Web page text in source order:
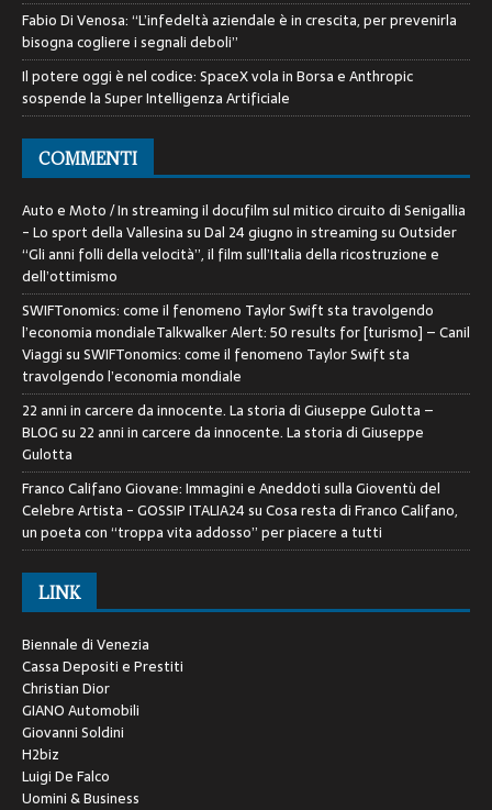
Fabio Di Venosa: “L’infedeltà aziendale è in crescita, per prevenirla
bisogna cogliere i segnali deboli”
Il potere oggi è nel codice: SpaceX vola in Borsa e Anthropic
sospende la Super Intelligenza Artificiale
COMMENTI
Auto e Moto / In streaming il docufilm sul mitico circuito di Senigallia
- Lo sport della VallesinasuDal 24 giugno in streaming su Outsider
“Gli anni folli della velocità”, il film sull’Italia della ricostruzione e
dell’ottimismo
SWIFTonomics: come il fenomeno Taylor Swift sta travolgendo
l’economia mondialeTalkwalker Alert: 50 results for [turismo] – Canil
ViaggisuSWIFTonomics: come il fenomeno Taylor Swift sta
travolgendo l’economia mondiale
22 anni in carcere da innocente. La storia di Giuseppe Gulotta –
BLOGsu 22 anni in carcere da innocente. La storia di Giuseppe
Gulotta
Franco Califano Giovane: Immagini e Aneddoti sulla Gioventù del
Celebre Artista - GOSSIP ITALIA24suCosa resta di Franco Califano,
un poeta con “troppa vita addosso” per piacere a tutti
LINK
Biennale di Venezia
Cassa Depositi e Prestiti
Christian Dior
GIANO Automobili
Giovanni Soldini
H2biz
Luigi De Falco
Uomini & Business